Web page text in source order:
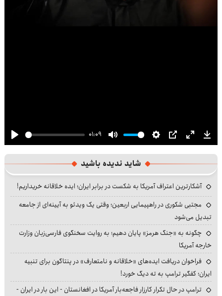
Play
01:09
Mute Settings
PIP Enter
شاید ندیده باشید
آشکارترین اعتراف آمریکا به شکست در برابر ایران؛ ایده خلاقانه خریداریم!
مجتبی شکوری در راهپیمایی اربعین؛ وقتی یک ویدئو به آیینه‌ای از جامعه
تبدیل می‌شود
چگونه به «جنگ هرمز» پایان دهیم؛ به روایت سخنگوی فارسی‌زبان وزارت
خارجه آمریکا
فراخوان دریافت ایده‌های «خلاقانه و نامتعارف» در پنتاگون برای تنبیه
ایران؛ کفگیر ترامپ به ته دیگ خورد!
ترامپ در حال تکرار کارزار فاجعه‌بار آمریکا در افغانستان - این بار در ایران -